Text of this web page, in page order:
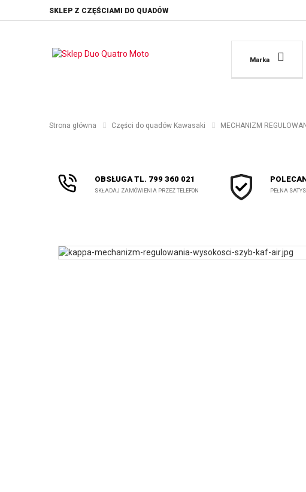
SKLEP Z CZĘŚCIAMI DO QUADÓW
Marka
Strona główna Części do quadów Kawasaki MECHANIZM
OBSŁUGA TL. 799 360 021
SKŁADAJ ZAMÓWIENIA PRZEZ TELEFON PEŁNA